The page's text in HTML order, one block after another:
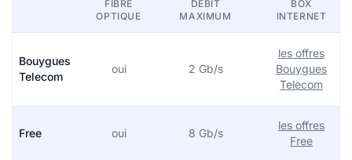
FIBRE
OPTIQUE
DÉBIT
MAXIMUM
BOX
INTERNET
Bouygues
Telecom
oui 2 Gb/s
les offres
Bouygues
Telecom
Free oui 8 Gb/s
les offres
Free